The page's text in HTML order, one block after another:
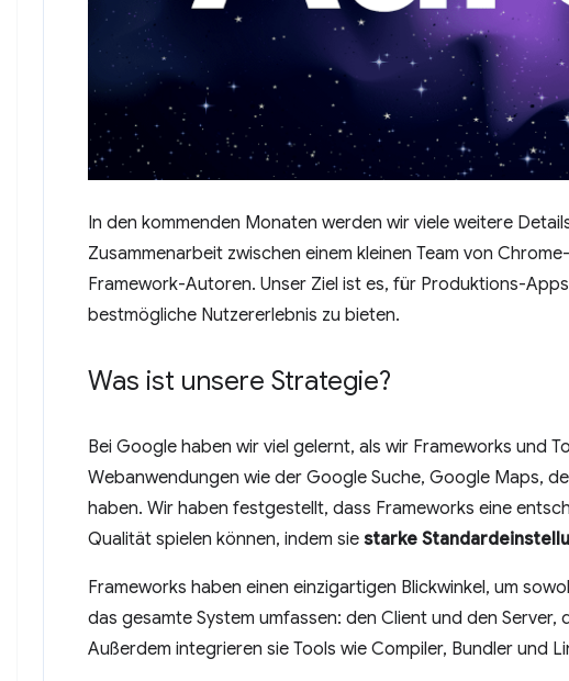
In den kommenden Monaten werden wir viele weitere
Zusammenarbeit zwischen einem kleinen Team von
Framework-Autoren. Unser Ziel ist es, für Produktions-
bestmögliche Nutzererlebnis zu bieten.
Was ist unsere Strategie?
Bei Google haben wir viel gelernt, als wir Frameworks und
Webanwendungen wie der Google Suche, Google Maps,
haben. Wir haben festgestellt, dass Frameworks eine
Qualität spielen können, indem sie starke
Frameworks haben einen einzigartigen Blickwinkel, um
das gesamte System umfassen: den Client und den
Außerdem integrieren sie Tools wie Compiler, Bundler und